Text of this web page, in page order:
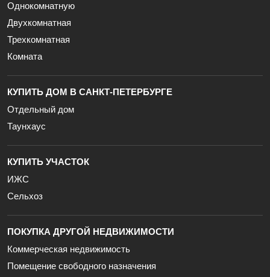
Однокомнатную
Двухкомнатная
Трехкомнатная
Комната
КУПИТЬ ДОМ В САНКТ-ПЕТЕРБУРГЕ
Отдельный дом
Таунхаус
КУПИТЬ УЧАСТОК
ИЖС
Сельхоз
ПОКУПКА ДРУГОЙ НЕДВИЖИМОСТИ
Коммерческая недвижимость
Помещение свободного назначения